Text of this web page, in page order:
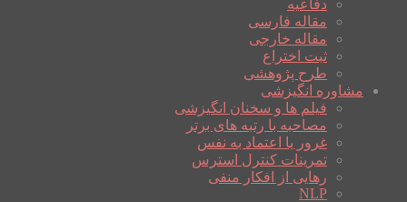
دفاعیه
مقاله فارسی
مقاله خارجی
ثبت اختراع
طرح پژوهشی
مشاوره انگیزشی
فیلم ها و سخنان انگیزشی
مصاحبه با رتبه های برتر
غرور یا اعتماد به نفس
تمرینات کنترل استرس
رهایی از افکار منفی
NLP